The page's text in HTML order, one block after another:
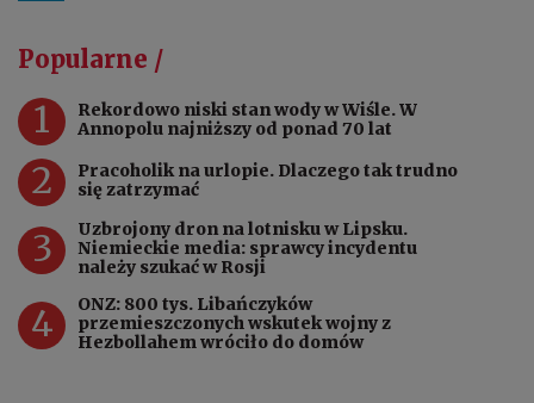
Popularne /
1
Rekordowo niski stan wody w Wiśle. W
Annopolu najniższy od ponad 70 lat
2
Pracoholik na urlopie. Dlaczego tak trudno
się zatrzymać
3
Uzbrojony dron na lotnisku w Lipsku.
Niemieckie media: sprawcy incydentu
należy szukać w Rosji
4
ONZ: 800 tys. Libańczyków
przemieszczonych wskutek wojny z
Hezbollahem wróciło do domów